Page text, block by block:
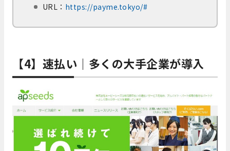
URL： https://payme.tokyo/#
【4】速払い｜多くの大手企業が導入